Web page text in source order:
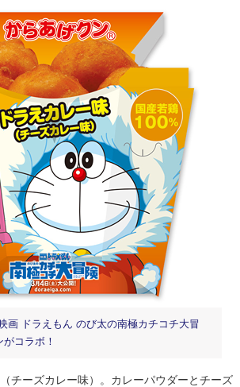
画 ドラえもん のび太の南極カチコチ大冒
コラボ！
チーズカレー味）。カレーパウダーとチーズ